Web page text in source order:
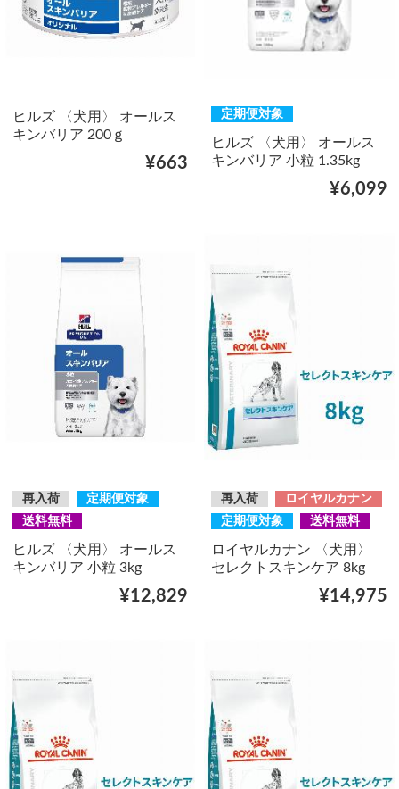
ヒルズ 〈犬用〉 オールス
キンバリア 200ｇ
¥663
定期便対象
ヒルズ 〈犬用〉 オールス
キンバリア 小粒 1.35kg
¥6,099
再入荷
定期便対象
送料無料
ヒルズ 〈犬用〉 オールス
キンバリア 小粒 3kg
¥12,829
再入荷
ロイヤルカナン
定期便対象
送料無料
ロイヤルカナン 〈犬用〉
セレクトスキンケア 8kg
¥14,975